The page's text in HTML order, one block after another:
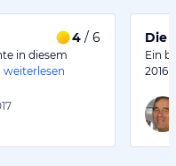
4 / 6
in diesem
weiterlesen
Die
Ein
2016